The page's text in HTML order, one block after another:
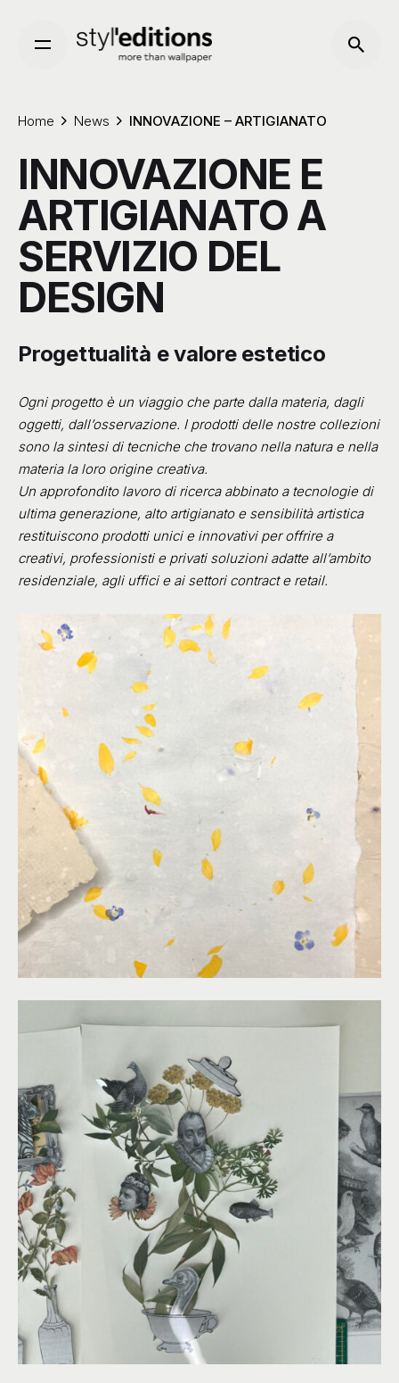
content
Home News INNOVAZIONE – ARTIGIANATO
INNOVAZIONE E
ARTIGIANATO A
SERVIZIO DEL
DESIGN
Progettualità e valore estetico
Ogni progetto è un viaggio che parte dalla materia, dagli
oggetti, dall’osservazione. I prodotti delle nostre collezioni
sono la sintesi di tecniche che trovano nella natura e nella
materia la loro origine creativa.
Un approfondito lavoro di ricerca abbinato a tecnologie di
ultima generazione, alto artigianato e sensibilità artistica
restituiscono prodotti unici e innovativi per offrire a
creativi, professionisti e privati soluzioni adatte all’ambito
residenziale, agli uffici e ai settori contract e retail.